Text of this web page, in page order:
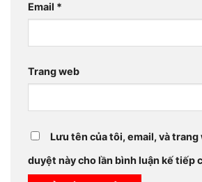
Email *
Trang web
Lưu tên của tôi, email, và
duyệt này cho lần bình luận kế tiếp